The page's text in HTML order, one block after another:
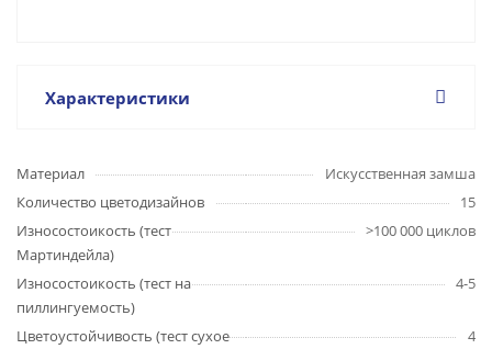
Характеристики
Материал
Искусственная замша
Количество цветодизайнов
15
Износостоикость (тест
Мартиндейла)
>100 000 циклов
Износостоикость (тест на
пиллингуемость)
4-5
Цветоустойчивость (тест сухое
4